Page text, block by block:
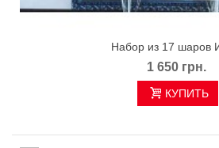
Набор из 17 шаров
1 650 грн.
КУПИТЬ